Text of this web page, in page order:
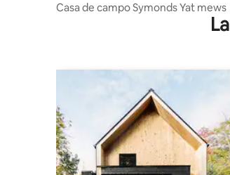
Casa de campo Symonds Yat mews